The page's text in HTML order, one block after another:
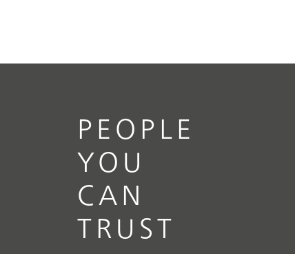
PEOPLE
YOU
CAN
TRUST